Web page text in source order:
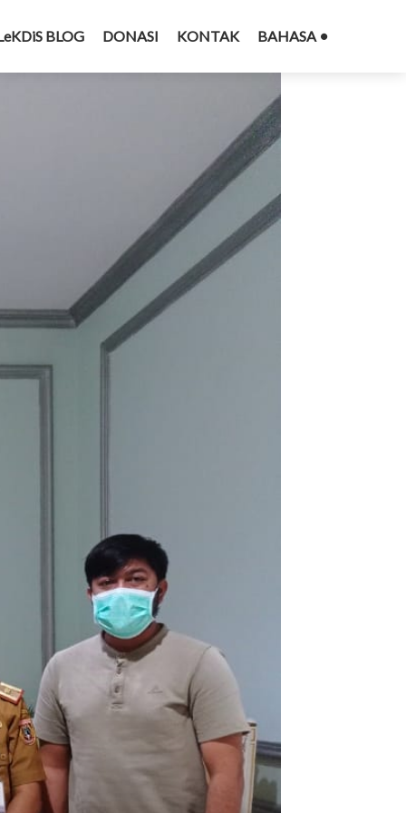
BLOG DONASI KONTAK BAHASA